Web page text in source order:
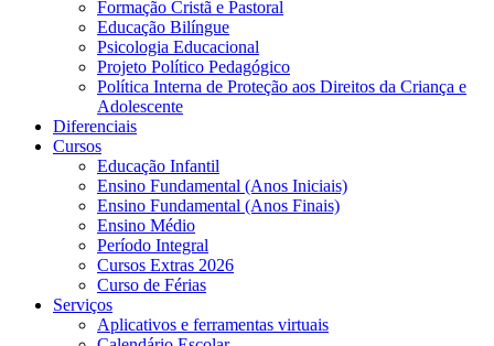
Formação Cristã e Pastoral
Educação Bilíngue
Psicologia Educacional
Projeto Político Pedagógico
Política Interna de Proteção aos Direitos da Criança e
Adolescente
Diferenciais
Cursos
Educação Infantil
Ensino Fundamental (Anos Iniciais)
Ensino Fundamental (Anos Finais)
Ensino Médio
Período Integral
Cursos Extras 2026
Curso de Férias
Serviços
Aplicativos e ferramentas virtuais